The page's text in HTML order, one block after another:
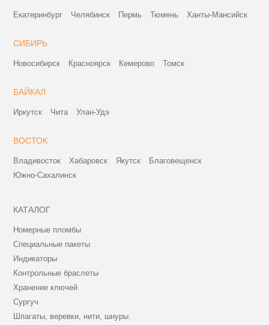
Екатеринбург Челябинск Пермь Тюмень Ханты-Мансийск
СИБИРЬ
Новосибирск Красноярск Кемерово Томск
БАЙКАЛ
Иркутск Чита Улан-Удэ
ВОСТОК
Владивосток Хабаровск Якутск
Благовещенск
Южно-Сахалинск
КАТАЛОГ
Номерные пломбы
Специальные пакеты
Индикаторы
Контрольные браслеты
Хранение ключей
Сургуч
Шпагаты, веревки, нити, шнуры.